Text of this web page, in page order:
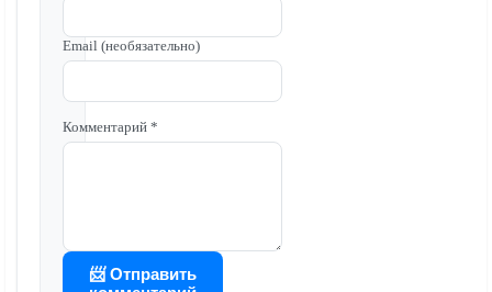
Email (необязательно)
Комментарий *
📨 Отправить